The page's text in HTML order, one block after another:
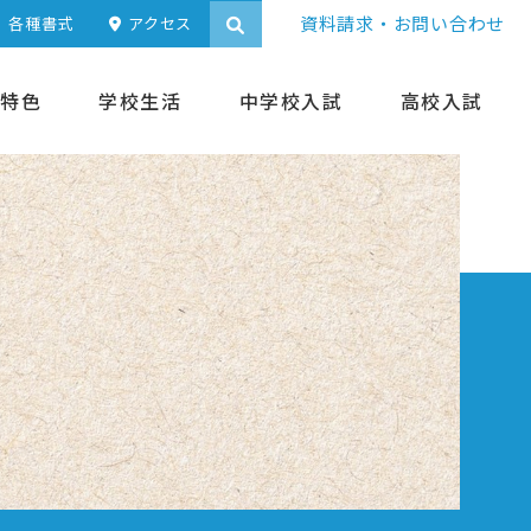
色 学校生活 中学校入試 高校入試
資料請求・お問い合わせ
各種書式 アクセス